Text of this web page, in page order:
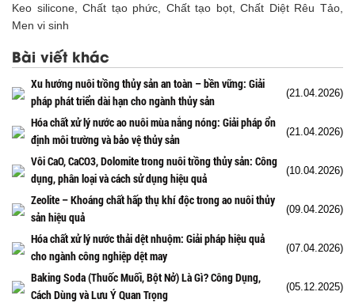
Keo silicone, Chất tạo phức, Chất tạo bọt, Chất Diệt Rêu Tảo,
Men vi sinh
Bài viết khác
Xu hướng nuôi trồng thủy sản an toàn – bền vững: Giải
pháp phát triển dài hạn cho ngành thủy sản
(21.04.2026)
Hóa chất xử lý nước ao nuôi mùa nắng nóng: Giải pháp ổn
định môi trường và bảo vệ thủy sản
(21.04.2026)
Vôi CaO, CaCO3, Dolomite trong nuôi trồng thủy sản: Công
dụng, phân loại và cách sử dụng hiệu quả
(10.04.2026)
Zeolite – Khoáng chất hấp thụ khí độc trong ao nuôi thủy
sản hiệu quả
(09.04.2026)
Hóa chất xử lý nước thải dệt nhuộm: Giải pháp hiệu quả
cho ngành công nghiệp dệt may
(07.04.2026)
Baking Soda (Thuốc Muối, Bột Nở) Là Gì? Công Dụng,
Cách Dùng và Lưu Ý Quan Trọng
(05.12.2025)